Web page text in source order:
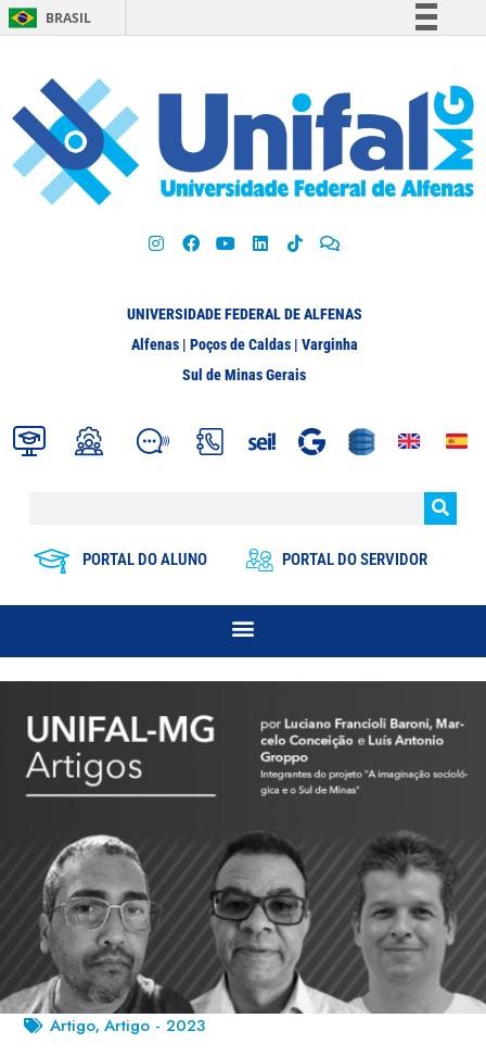
BRASIL
Participe
Acesso à informação
Legislação
UNIVERSIDADE FEDERAL DE ALFENAS
Alfenas | Poços de Caldas | Varginha
Sul de Minas Gerais
PORTAL DO ALUNO PORTAL DO SERVIDOR
Artigo,Artigo - 2023